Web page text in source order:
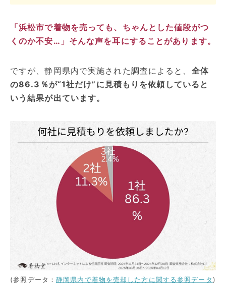
「浜松市で着物を売っても、ちゃんとした値段がつ
くのか不安…」そんな声を耳にすることがあります。
ですが、静岡県内で実施された調査によると、 全体
の86.3％が“1社だけ”に見積もりを依頼していると
いう結果が出ています。
(参照データ：静岡県内で着物を売却した方に関する参照データ )